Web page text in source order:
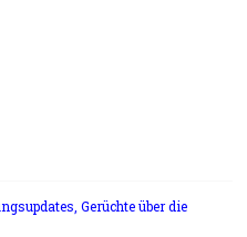
Gerüchte über die